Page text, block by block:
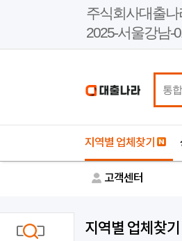
주식회사대출
2025-서울강남-
지역별 업체찾기
고객센터
지역별 업체찾기